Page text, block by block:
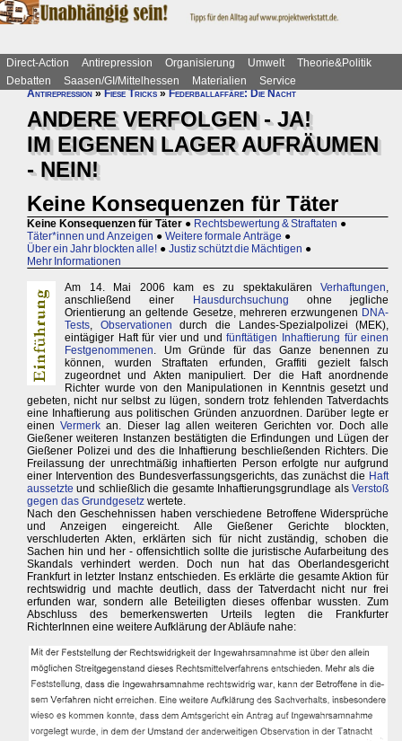
Direct-Action Antirepression Organisierung Umwelt
Theorie&Politik
Debatten
Saasen/GI/Mittelhessen Materialien
Service
Antirepression»Fiese Tricks»Federballaffäre: Die Nacht
ANDERE VERFOLGEN - JA!
IM EIGENEN LAGER AUFRÄUMEN
- NEIN!
Keine Konsequenzen für Täter
Keine Konsequenzen für Täter ● Rechtsbewertung & Straftaten ●
Täter*innen und Anzeigen ● Weitere formale Anträge ●
Über ein Jahr blockten alle! ● Justiz schützt die Mächtigen ●
Mehr Informationen
Am 14. Mai 2006 kam es zu spektakulärenVerhaftungen,
anschließend einer
Hausdurchsuchung ohne jegliche
Orientierung an geltende Gesetze, mehreren erzwungenen DNA-
Tests, Observationen durch die Landes-Spezialpolizei (MEK),
eintägiger Haft für vier und undfünftätigen Inhaftierung für einen
Festgenommenen. Um Gründe für das Ganze benennen zu
können, wurden Straftaten erfunden, Graffiti gezielt falsch
zugeordnet und Akten manipuliert. Der die Haft anordnende
Richter wurde von den Manipulationen in Kenntnis gesetzt und
gebeten, nicht nur selbst zu lügen, sondern trotz fehlenden Tatverdachts
eine Inhaftierung aus politischen Gründen anzuordnen. Darüber legte er
einenVermerk an. Dieser lag allen weiteren Gerichten vor. Doch alle
Gießener weiteren Instanzen bestätigten die Erfindungen und Lügen der
Gießener Polizei und des die Inhaftierung beschließenden Richters. Die
Freilassung der unrechtmäßig inhaftierten Person erfolgte nur aufgrund
einer Intervention des Bundesverfassungsgerichts, das zunächst die Haft
aussetzte und schließlich die gesamte Inhaftierungsgrundlage alsVerstoß
gegen das Grundgesetz wertete.
Nach den Geschehnissen haben verschiedene Betroffene Widersprüche
und Anzeigen eingereicht. Alle Gießener Gerichte blockten,
verschluderten Akten, erklärten sich für nicht zuständig, schoben die
Sachen hin und her - offensichtlich sollte die juristische Aufarbeitung des
Skandals verhindert werden. Doch nun hat das Oberlandesgericht
Frankfurt in letzter Instanz entschieden. Es erklärte die gesamte Aktion für
rechtswidrig und machte deutlich, dass der Tatverdacht nicht nur frei
erfunden war, sondern alle Beteiligten dieses offenbar wussten. Zum
Abschluss des bemerkenswerten Urteils legten die Frankfurter
RichterInnen eine weitere Aufklärung der Abläufe nahe: